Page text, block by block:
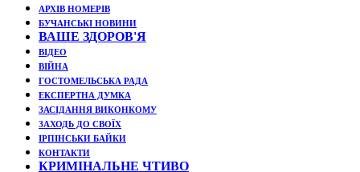
АРХІВ НОМЕРІВ
БУЧАНСЬКІ НОВИНИ
ВАШЕ ЗДОРОВ'Я
ВІДЕО
ВІЙНА
ГОСТОМЕЛЬСЬКА РАДА
ЕКСПЕРТНА ДУМКА
ЗАСІДАННЯ ВИКОНКОМУ
ЗАХОДЬ ДО СВОЇХ
ІРПІНСЬКИ БАЙКИ
КОНТАКТИ
КРИМІНАЛЬНЕ ЧТИВО